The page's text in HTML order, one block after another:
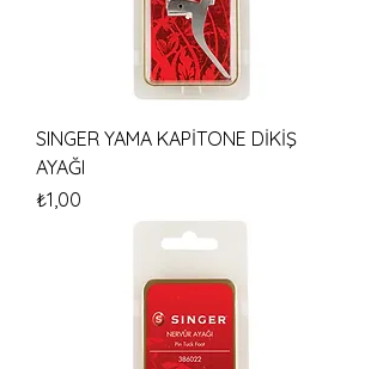
SINGER YAMA KAPİTONE DİKİŞ
AYAĞI
Fiyat
₺1,00